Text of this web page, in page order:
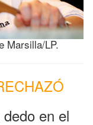
Marsilla/LP.
en el